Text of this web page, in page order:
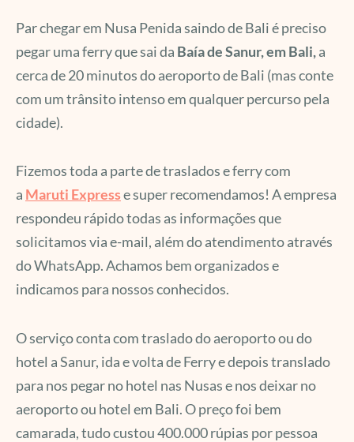
Par chegar em Nusa Penida saindo de Bali é preciso
pegar uma ferry que sai da Baía de Sanur, em Bali,a
cerca de 20 minutos do aeroporto de Bali (mas conte
com um trânsito intenso em qualquer percurso pela
cidade).
Fizemos toda a parte de traslados e ferry com
a Maruti Expresse super recomendamos! A empresa
respondeu rápido todas as informações que
solicitamos via e-mail, além do atendimento através
do WhatsApp. Achamos bem organizados e
indicamos para nossos conhecidos.
O serviço conta com traslado do aeroporto ou do
hotel a Sanur, ida e volta de Ferry e depois translado
para nos pegar no hotel nas Nusas e nos deixar no
aeroporto ou hotel em Bali. O preço foi bem
camarada, tudo custou 400.000 rúpias por pessoa